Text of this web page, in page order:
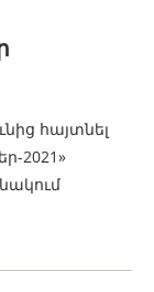
հայտնել
2021»